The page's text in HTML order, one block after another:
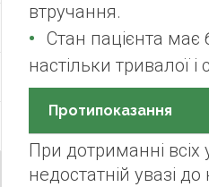
втручання.
Стан пацієнта
настільки тривалої і
Протипоказання
При дотриманні
недостатній увазі